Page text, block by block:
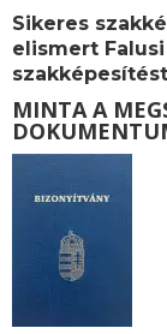
Sikeres
elismert
MINTA A